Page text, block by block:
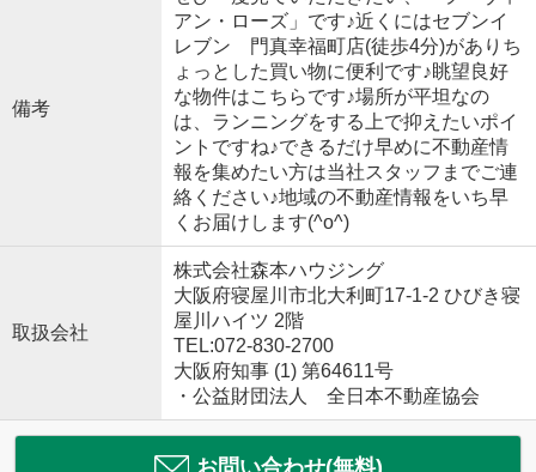
備考
アン・ローズ」です♪近くにはセブンイ
レブン 門真幸福町店(徒歩4分)がありち
ょっとした買い物に便利です♪眺望良好
な物件はこちらです♪場所が平坦なの
は、ランニングをする上で抑えたいポイ
ントですね♪できるだけ早めに不動産情
報を集めたい方は当社スタッフまでご連
絡ください♪地域の不動産情報をいち早
くお届けします(^o^)
取扱会社
株式会社森本ハウジング
大阪府寝屋川市北大利町17-1-2 ひびき寝
屋川ハイツ 2階
TEL:072-830-2700
大阪府知事 (1) 第64611号
・公益財団法人 全日本不動産協会
お問い合わせ(無料)